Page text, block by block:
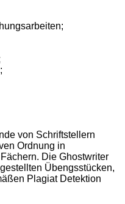
von Schriftstellern
Ordnung in
Die Ghostwriter
Übengsstücken,
Plagiat Detektion